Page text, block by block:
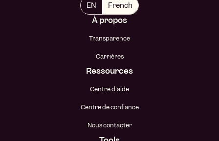
EN French
À propos
Transparence
Carrières
Ressources
Centre d'aide
Centre de confiance
Nous contacter